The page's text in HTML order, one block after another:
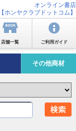
オンライン書店
【ホンヤクラブドットコム】
店舗一覧 ご利用ガイド
その他商材